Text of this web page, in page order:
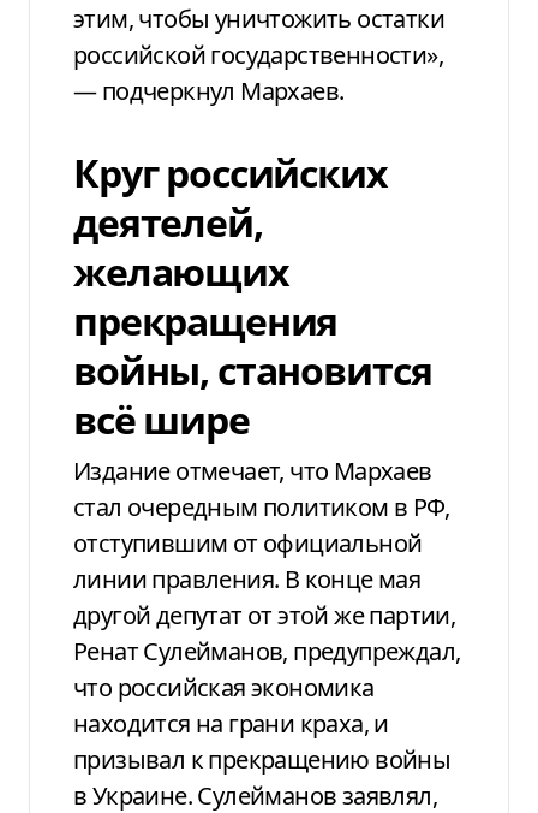
этим, чтобы уничтожить остатки
российской государственности»,
— подчеркнул Мархаев.
Круг российских
деятелей,
желающих
прекращения
войны, становится
всё шире
Издание отмечает, что Мархаев
стал очередным политиком в РФ,
отступившим от официальной
линии правления. В конце мая
другой депутат от этой же партии,
Ренат Сулейманов, предупреждал,
что российская экономика
находится на грани краха, и
призывал к прекращению войны
в Украине. Сулейманов заявлял,